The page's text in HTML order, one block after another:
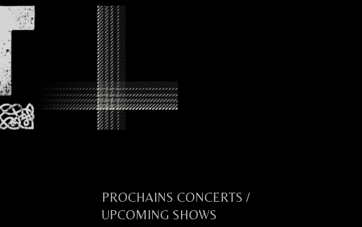
Primary
PROCHAINS CONCERTS /
UPCOMING SHOWS